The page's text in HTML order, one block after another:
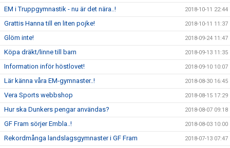
EM i Truppgymnastik - nu är det nära..! 2018-10-11 22:44
Grattis Hanna till en liten pojke! 2018-10-11 11:37
Glöm inte! 2018-09-24 11:47
Köpa dräkt/linne till barn 2018-09-13 11:35
Information inför höstlovet! 2018-09-10 10:07
Lär känna våra EM-gymnaster..! 2018-08-30 16:45
Vera Sports webbshop 2018-08-15 17:29
Hur ska Dunkers pengar användas? 2018-08-07 09:18
GF Fram sörjer Embla..! 2018-08-03 10:00
Rekordmånga landslagsgymnaster i GF Fram 2018-07-13 07:47